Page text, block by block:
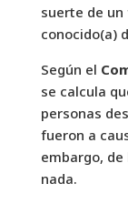
suerte de
conocido(a)
Según el
se calcula
personas
fueron a
embargo,
nada.